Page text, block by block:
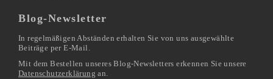
Blog-Newsletter
In regelmäßigen Abständen erhalten Sie von uns ausgewählte
Beiträge per E-Mail.
Mit dem Bestellen unseres Blog-Newsletters erkennen Sie unsere
Datenschutzerklärung an.